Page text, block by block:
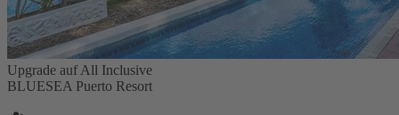
Upgrade auf All Inclusive
BLUESEA Puerto Resort